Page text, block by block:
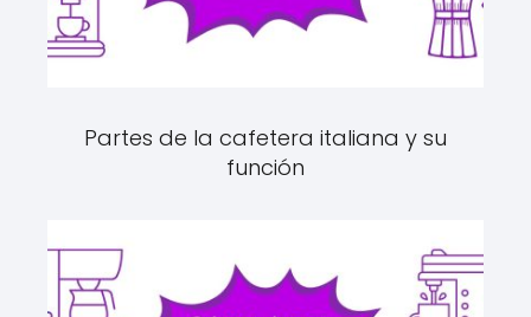
Partes de la cafetera italiana y su
función